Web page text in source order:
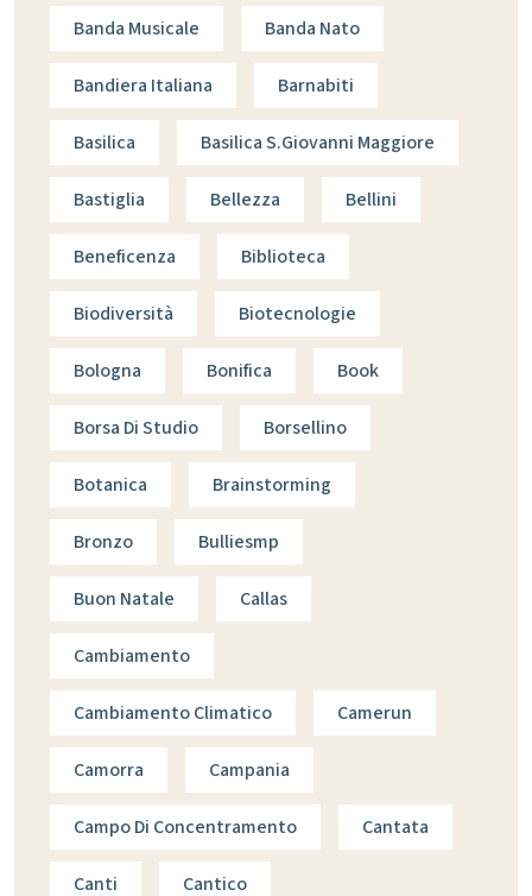
Banda Musicale Banda Nato
Bandiera Italiana Barnabiti
Basilica Basilica S.giovanni Maggiore
Bastiglia Bellezza Bellini
Beneficenza Biblioteca
Biodiversità Biotecnologie
Bologna Bonifica Book
Borsa Di Studio Borsellino
Botanica Brainstorming
Bronzo Bulliesmp
Buon Natale Callas
Cambiamento
Cambiamento Climatico Camerun
Camorra Campania
Campo Di Concentramento Cantata
Canti Cantico